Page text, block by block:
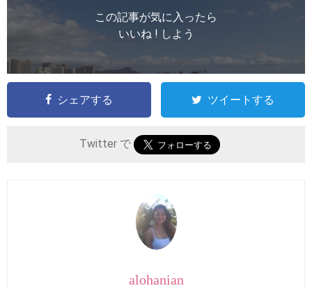
この記事が気に入ったら
いいね ! しよう
シェアする ツイートする
Twitter で
alohanian